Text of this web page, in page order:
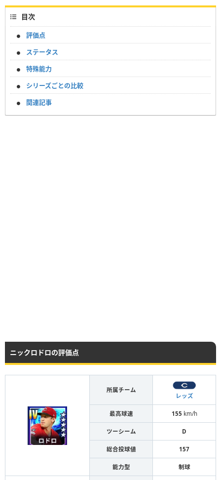
目次
評価点
ステータス
特殊能力
シリーズごとの比較
関連記事
ニックロドロの評価点
所属チーム
レッズ
最高球速 155 km/h
ツーシーム D
総合投球値 157
能力型 制球